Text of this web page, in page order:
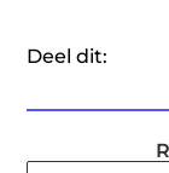
Deel dit: